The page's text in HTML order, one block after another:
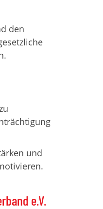
den
und
e.V.